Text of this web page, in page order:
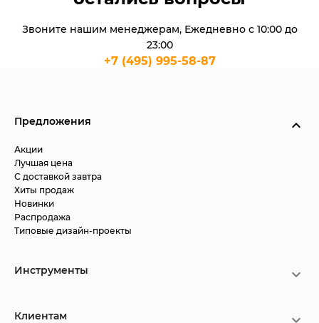
Звоните нашим менеджерам, Ежедневно с 10:00 до
23:00
+7 (495) 995-58-87
Предложения
Акции
Лучшая цена
С доставкой завтра
Хиты продаж
Новинки
Распродажа
Типовые дизайн-проекты
Инструменты
Клиентам